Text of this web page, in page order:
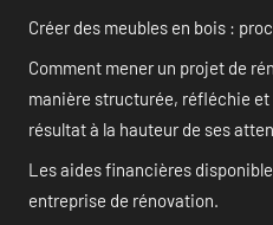
Créer des meubles en bois :
Comment mener un projet de
manière structurée, réfléchie
résultat à la hauteur de ses
Les aides financières
entreprise de rénovation.